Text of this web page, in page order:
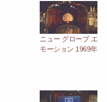
ニュー グローブ エ
モーション 1969年